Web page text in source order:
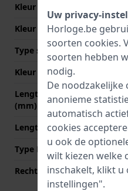
Kleur Band
Kleur stiksel
Type sluiting
Kleur sluiting
Lengte band op 12 uur
(mm)
Lengte band op 6 uur (mm)
Type Bevestiging
Rechte aanzet
Uw privacy-
Horloge.be
soorten cookies.
soorten hebben
nodig.
De noodzakelijke
anonieme
automatisch
cookies
u ook de
wilt kiezen welke
inschakelt, klikt u
instellingen".